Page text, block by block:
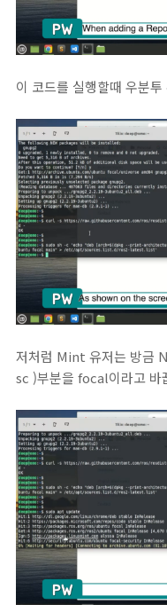
이 코드를 실행할때 우분
저처럼 Mint 유저는 방금
sc )부분을 focal이라고 바